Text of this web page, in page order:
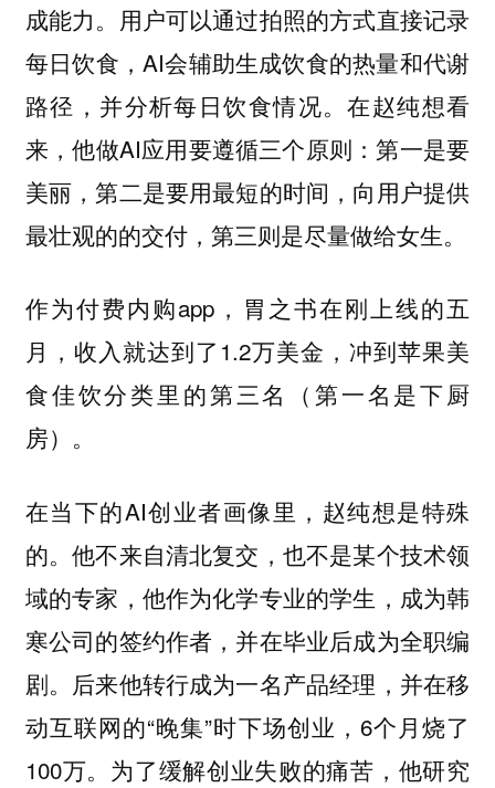
成能力。用户可以通过拍照的方式直接记录
每日饮食，AI会辅助生成饮食的热量和代谢
路径，并分析每日饮食情况。在赵纯想看
来，他做AI应用要遵循三个原则：第一是要
美丽，第二是要用最短的时间，向用户提供
最壮观的的交付，第三则是尽量做给女生。
作为付费内购app，胃之书在刚上线的五
月，收入就达到了1.2万美金，冲到苹果美
食佳饮分类里的第三名（第一名是下厨
房）。
在当下的AI创业者画像里，赵纯想是特殊
的。他不来自清北复交，也不是某个技术领
域的专家，他作为化学专业的学生，成为韩
寒公司的签约作者，并在毕业后成为全职编
剧。后来他转行成为一名产品经理，并在移
动互联网的“晚集”时下场创业，6个月烧了
100万。为了缓解创业失败的痛苦，他研究